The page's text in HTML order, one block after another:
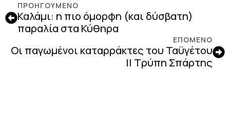
ΠΡΟΗΓΟΎΜΕΝΟ
Καλάμι: η πιο όμορφη (και δύσβατη)
παραλία στα Κύθηρα
ΕΠΟΜΕΝΟ
Οι παγωμένοι καταρράκτες του Ταϋγέτου
|| Τρύπη Σπάρτης